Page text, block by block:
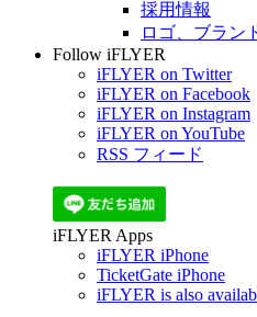
採用情報
ロゴ、ブラン
Follow iFLYER
iFLYER on Twitter
iFLYER on Facebook
iFLYER on Instagram
iFLYER on YouTube
RSS フィード
iFLYER Apps
iFLYER iPhone
TicketGate iPhone
iFLYER is also